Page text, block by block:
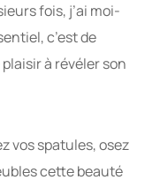
fois, j’ai moi-
c’est de
à révéler son
vos spatules, osez
cette beauté